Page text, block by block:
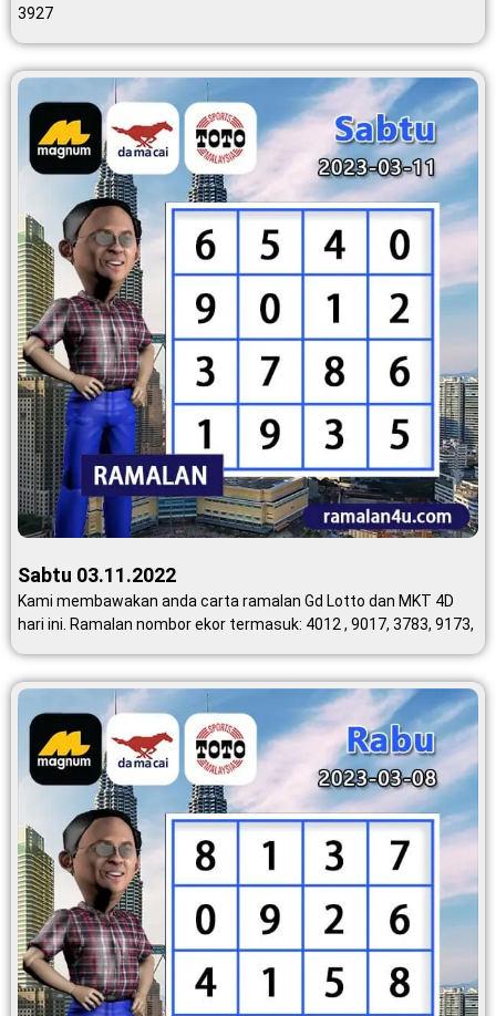
3927
Sabtu 03.11.2022
Kami membawakan anda carta ramalan Gd Lotto dan MKT 4D
hari ini. Ramalan nombor ekor termasuk: 4012 , 9017, 3783, 9173,